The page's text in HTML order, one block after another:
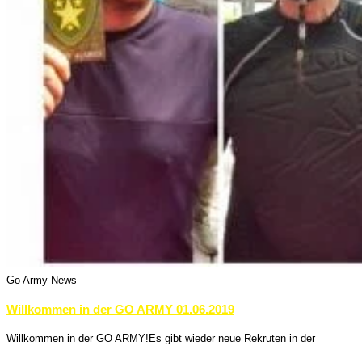
Go Army News
Willkommen in der GO ARMY 01.06.2019
Willkommen in der GO ARMY!Es gibt wieder neue Rekruten in der